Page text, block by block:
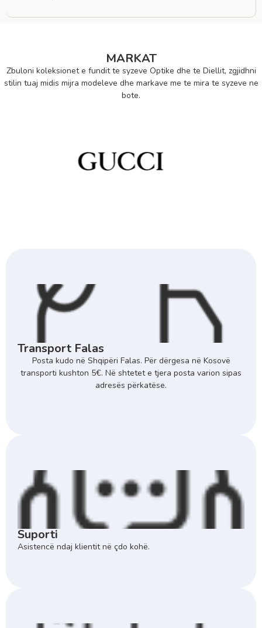
MARKAT
Zbuloni koleksionet e fundit te syzeve Optike dhe te Diellit, zgjidhni
stilin tuaj midis mijra modeleve dhe markave me te mira te syzeve ne
bote.
Transport Falas
Posta kudo në Shqipëri Falas. Për dërgesa në Kosovë
transporti kushton 5€. Në shtetet e tjera posta varion sipas
adresës përkatëse.
Suporti
Asistencë ndaj klientit në çdo kohë.